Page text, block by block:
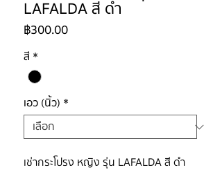
LAFALDA สี ดำ
฿300.00ราคา
สี *
เอว (นิ้ว) *
เช่ากระโปรง หญิง รุ่น LAFALDA สี ดำ